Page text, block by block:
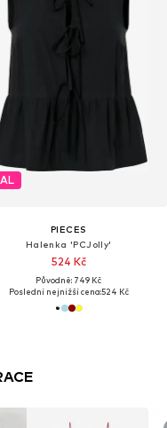
PIECES
Halenka 'PCJolly'
524 Kč
Původně: 749 Kč
Poslední nejnižší cena:524 Kč